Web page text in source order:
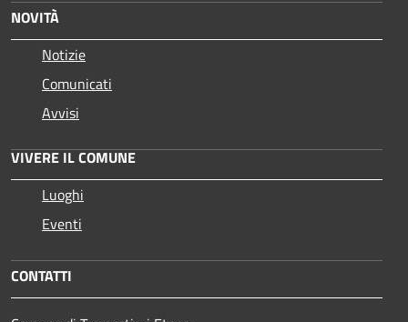
NOVITÀ
Notizie
Comunicati
Avvisi
VIVERE IL COMUNE
Luoghi
Eventi
CONTATTI